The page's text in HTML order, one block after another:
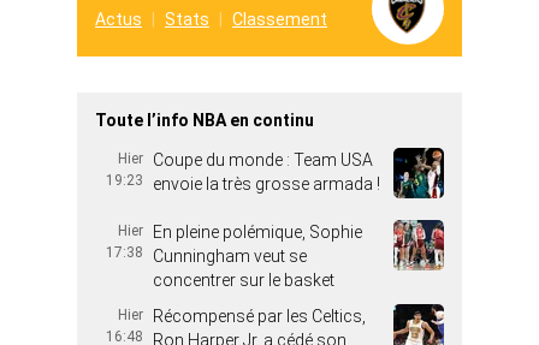
Actus
Stats Classement
Toute l’info NBA en continu
Hier
19:23
Coupe du monde : Team USA
envoie la très grosse armada !
Hier
17:38
En pleine polémique, Sophie
Cunningham veut se
concentrer sur le basket
Hier
16:48
Récompensé par les Celtics,
Ron Harper Jr. a cédé son